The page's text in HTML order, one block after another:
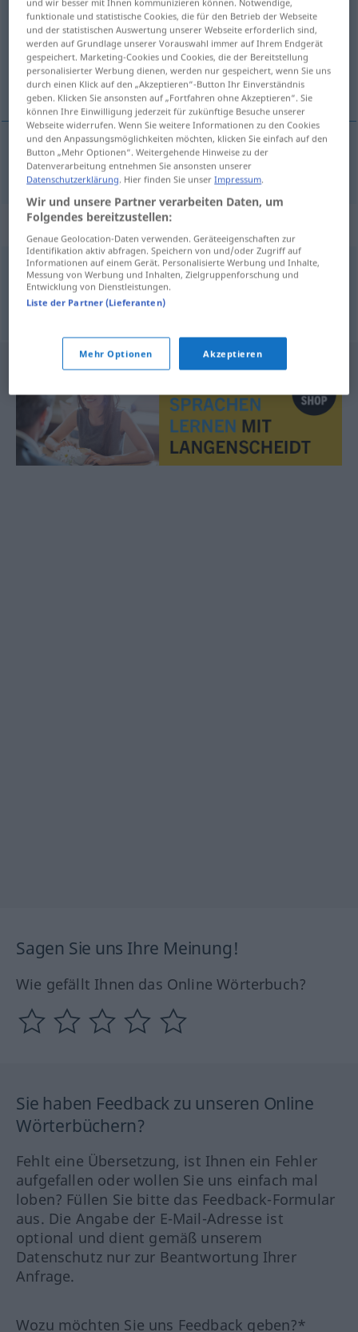
Übersicht aller Übersetzungen
(Für mehr Details die Übersetzung anklicken/antippen)
hülasa, ruh, tentür
hülasa,ruh,tentür Tinktur
Synonyme für "Tinktur"
Essenz,Auszug,Extrakt,Konzentrat
Sagen Sie uns Ihre Meinung!
Wie gefällt Ihnen das Online Wörterbuch?
Sie haben Feedback zu unseren Online
Wörterbüchern?
Fehlt eine Übersetzung, ist Ihnen ein Fehler
aufgefallen oder wollen Sie uns einfach mal
loben? Füllen Sie bitte das Feedback-Formular
aus. Die Angabe der E-Mail-Adresse ist
optional und dient gemäß unserem
Datenschutz nur zur Beantwortung Ihrer
Anfrage.
Wozu möchten Sie uns Feedback geben?*
funktionale und statistische Cookies, die für den Betrieb der Webseite
und der statistischen Auswertung unserer Webseite erforderlich sind,
werden auf Grundlage unserer Vorauswahl immer auf Ihrem Endgerät
gespeichert. Marketing-Cookies und Cookies, die der Bereitstellung
personalisierter Werbung dienen, werden nur gespeichert, wenn Sie uns
durch einen Klick auf den „Akzeptieren“-Button Ihr Einverständnis
geben. Klicken Sie ansonsten auf „Fortfahren ohne Akzeptieren“. Sie
können Ihre Einwilligung jederzeit für zukünftige Besuche unserer
Webseite widerrufen. Wenn Sie weitere Informationen zu den Cookies
und den Anpassungsmöglichkeiten möchten, klicken Sie einfach auf den
Button „Mehr Optionen“. Weitergehende Hinweise zu der
Datenverarbeitung entnehmen Sie ansonsten unserer
Datenschutzerklärung . Hier finden Sie unserImpressum
Wir und unsere Partner verarbeiten Daten, um
Folgendes bereitzustellen:
Genaue Geolocation-Daten verwenden. Geräteeigenschaften zur
Identifikation aktiv abfragen. Speichern von und/oder Zugriff auf
Informationen auf einem Gerät. Personalisierte Werbung und Inhalte,
Messung von Werbung und Inhalten, Zielgruppenforschung und
Entwicklung von Dienstleistungen.
Liste der Partner (Lieferanten)
Mehr Optionen Akzeptieren